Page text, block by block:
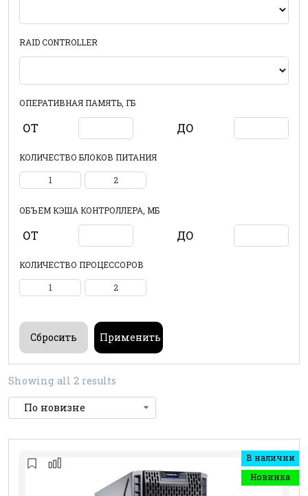
RAID CONTROLLER
ОПЕРАТИВНАЯ ПАМЯТЬ, ГБ
ОТ ДО
КОЛИЧЕСТВО БЛОКОВ ПИТАНИЯ
1 2
ОБЪЕМ КЭША КОНТРОЛЛЕРА, МБ
ОТ ДО
КОЛИЧЕСТВО ПРОЦЕССОРОВ
1 2
Showing all 2 results
В наличии
Новинка